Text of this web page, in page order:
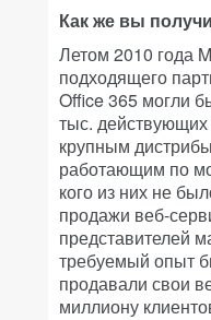
Как же вы
Летом 2010 года
подходящего
Office 365 могли
тыс.
крупным
работающим по
кого из них не
продажи веб-
представителей
требуемый опыт
продавали свои
миллиону